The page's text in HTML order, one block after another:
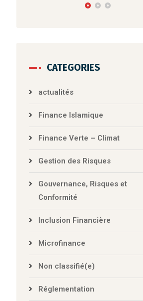
CATEGORIES
actualités
Finance Islamique
Finance Verte – Climat
Gestion des Risques
Gouvernance, Risques et
Conformité
Inclusion Financière
Microfinance
Non classifié(e)